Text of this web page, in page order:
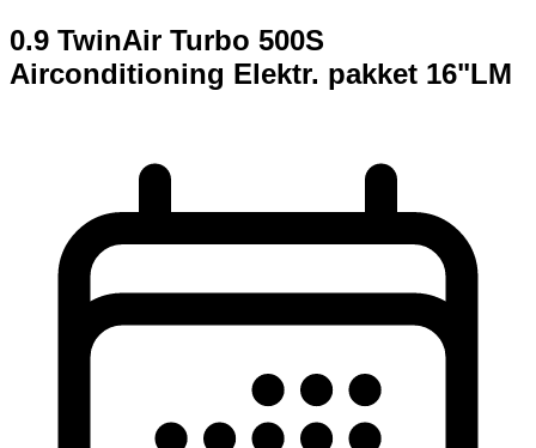
0.9 TwinAir Turbo 500S
Airconditioning Elektr. pakket 16"LM